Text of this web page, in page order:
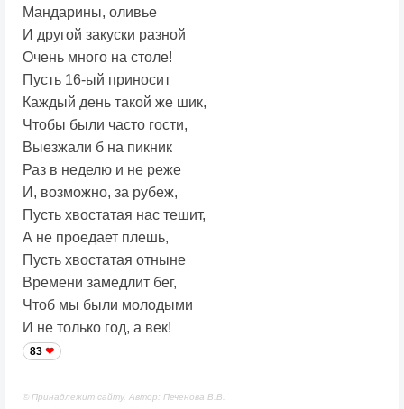
Мандарины, оливье
И другой закуски разной
Очень много на столе!
Пусть 16-ый приносит
Каждый день такой же шик,
Чтобы были часто гости,
Выезжали б на пикник
Раз в неделю и не реже
И, возможно, за рубеж,
Пусть хвостатая нас тешит,
А не проедает плешь,
Пусть хвостатая отныне
Времени замедлит бег,
Чтоб мы были молодыми
И не только год, а век!
83
© Принадлежит сайту. Автор: Печенова В.В.